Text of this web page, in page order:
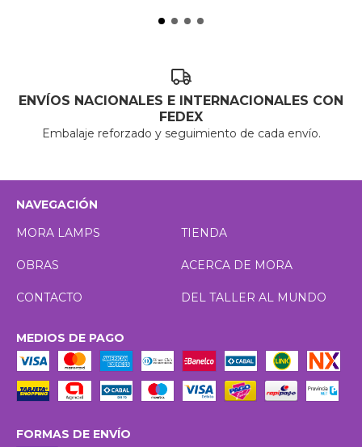
ENVÍOS NACIONALES E INTERNACIONALES CON
FEDEX
Embalaje reforzado y seguimiento de cada envío.
NAVEGACIÓN
MORA LAMPS
TIENDA
OBRAS ACERCA DE MORA
CONTACTO DEL TALLER AL MUNDO
MEDIOS DE PAGO
FORMAS DE ENVÍO